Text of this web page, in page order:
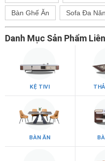
Bàn Ghế Ăn Sofa Đa
Danh Mục Sản Phẩm
KỆ TIVI
BÀN ĂN